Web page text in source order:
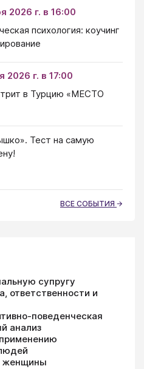
2026 г. в 16:00
психология: коучинг
2026 г. в 17:00
в Турцию «МЕСТО
Тест на самую
ВСЕ СОБЫТИЯ
супругу
ответственности и
поведенческая
анализ
женщины